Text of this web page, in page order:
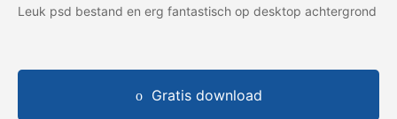
Leuk psd bestand en erg fantastisch op desktop achtergrond
Gratis download